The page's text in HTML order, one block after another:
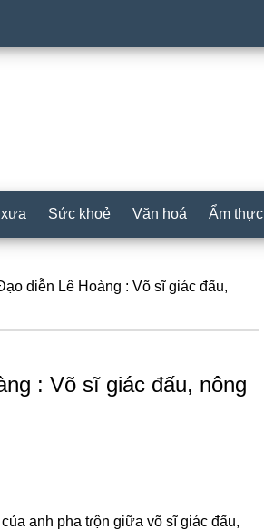
Sức khoẻ Văn hoá Ẩm thực
diễn Lê Hoàng : Võ sĩ giác đấu,
: Võ sĩ giác đấu, nông
anh pha tɾộn ɡiữa võ ѕĩ ɡiác đấu,